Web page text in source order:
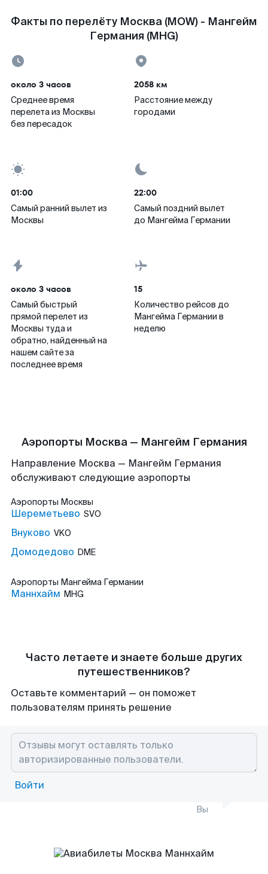
Факты по перелёту Москва (MOW) - Мангейм
Германия (MHG)
около 3 часов
Среднее время
перелета из Москвы
без пересадок
2058 км
Расстояние между
городами
01:00
Самый ранний вылет из
Москвы
22:00
Самый поздний вылет
до Мангейма Германии
около 3 часов
Самый быстрый
прямой перелет из
Москвы туда и
обратно, найденный на
нашем сайте за
последнее время
15
Количество рейсов до
Мангейма Германии в
неделю
Аэропорты Москва — Мангейм Германия
Направление Москва — Мангейм Германия
обслуживают следующие аэропорты
Аэропорты Москвы
Шереметьево SVO
Внуково VKO
Домодедово DME
Аэропорты Мангейма Германии
Маннхайм MHG
Часто летаете и знаете больше других
путешественников?
Оставьте комментарий — он поможет
пользователям принять решение
Войти
Вы